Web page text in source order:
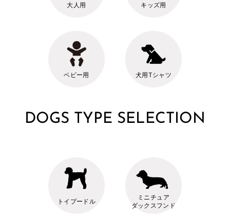
大人用 キッズ用
ベビー用 犬用Tシャツ
DOGS TYPE SELECTION
トイプードル
ミニチュア
ダックスフンド